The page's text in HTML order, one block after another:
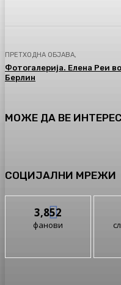
ПРЕТХОДНА ОБЈАВА,
Фотогалерија. Елена Реи во
Берлин
МОЖЕ ДА ВЕ
СОЦИЈАЛНИ МРЕЖИ
3,852
фанови